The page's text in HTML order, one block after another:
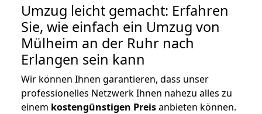
Umzug leicht gemacht: Erfahren
Sie, wie einfach ein Umzug von
Mülheim an der Ruhr nach
Erlangen sein kann
Wir können Ihnen garantieren, dass unser
professionelles Netzwerk Ihnen nahezu alles zu
einem kostengünstigen Preisanbieten können.